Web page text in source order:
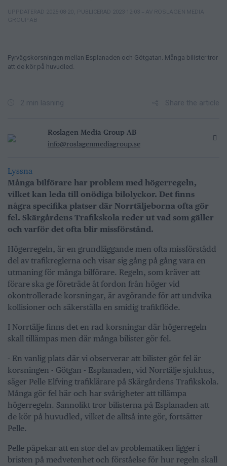
UPPDATERAD 2025-08-20 PUBLICERAD 2023-12-03
– AV ROSLAGEN MEDIA
GROUP AB
Fyrvägskorsningen mellan Esplanaden och Götgatan. Många bilister tror
att de kör på huvudled.
2 min läsning Share the article
Roslagen Media Group AB
info@roslagenmediagroup.se
Lyssna
Många bilförare har problem med högerregeln,
vilket kan leda till onödiga bilolyckor. Det finns
några specifika platser där Norrtäljeborna ofta gör
fel. Skärgårdens Trafikskola reder ut vad som gäller
och varför det ofta blir missförstånd.
Högerregeln, är en grundläggande men ofta missförstådd
del av trafikreglerna och visar sig gång på gång vara en
utmaning för många bilförare. Regeln, som kräver att
förare ska ge företräde åt fordon från höger vid
okontrollerade korsningar, är avgörande för att undvika
kollisioner och säkerställa en smidig trafikflöde.
I Norrtälje finns det en rad korsningar där högerregeln
skall tillämpas men där många bilister gör fel.
- En vanlig plats där vi observerar att bilister gör fel är
korsningen - Götgan - Esplanaden, vid Norrtälje sjukhus,
säger Pelle Elfving trafiklärare på Skärgårdens Trafikskola.
Många gör fel här och har svårigheter att tillämpa
högerregeln. Sannolikt tror bilisterna på Esplanaden att
de kör på huvudled, vilket de alltså inte gör, fortsätter
Pelle.
Pelle påpekar att en stor del av problematiken ligger i
bristen på medvetenhet och förståelse för hur regeln skall